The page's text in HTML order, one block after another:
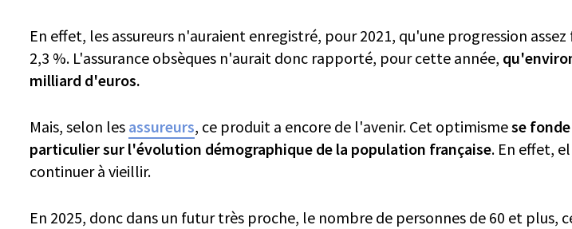
En effet, les assureurs n'auraient enregistré, pour 2021, qu'une progression
2,3 %. L'assurance obsèques n'aurait donc rapporté, pour cette année,
milliard d'euros.
Mais, selon les assureurs, ce produit a encore de l'avenir. Cet optimismese
particulier sur l'évolution démographique de la population française. En effet,
continuer à vieillir.
En 2025, donc dans un futur très proche, le nombre de personnes de 60 et plus,